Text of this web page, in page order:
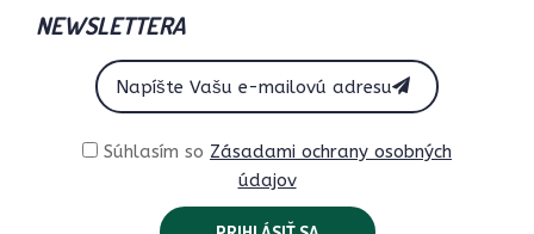
NEWSLETTERA
Súhlasím so Zásadami ochrany osobných
údajov